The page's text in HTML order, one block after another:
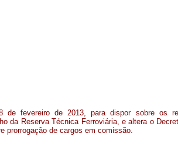
de fevereiro de 2013, para dispor sobre os
da Reserva Técnica Ferroviária, e altera o
prorrogação de cargos em comissão.